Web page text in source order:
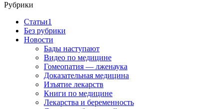
Рубрики
Cтатьи1
Без рубрики
Новости
Бады наступают
Видео по медицине
Гомеопатия — лженаука
Доказательная медицина
Изъятие лекарств
Книги по медицине
Лекарства и беременность